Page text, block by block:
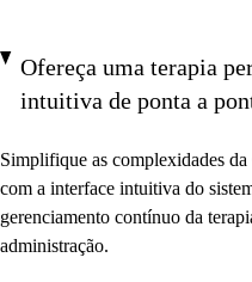
Ofereça uma terapia
intuitiva de ponta a
Simplifique as complexidades
com a interface intuitiva do
gerenciamento contínuo da
administração.